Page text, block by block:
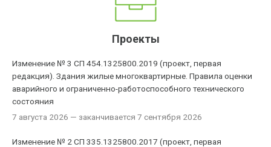
Проекты
Изменение № 3 СП 454.1325800.2019 (проект, первая
редакция). Здания жилые многоквартирные. Правила оценки
аварийного и ограниченно-работоспособного технического
состояния
7 августа 2026 — заканчивается 7 сентября 2026
Изменение № 2 СП 335.1325800.2017 (проект, первая